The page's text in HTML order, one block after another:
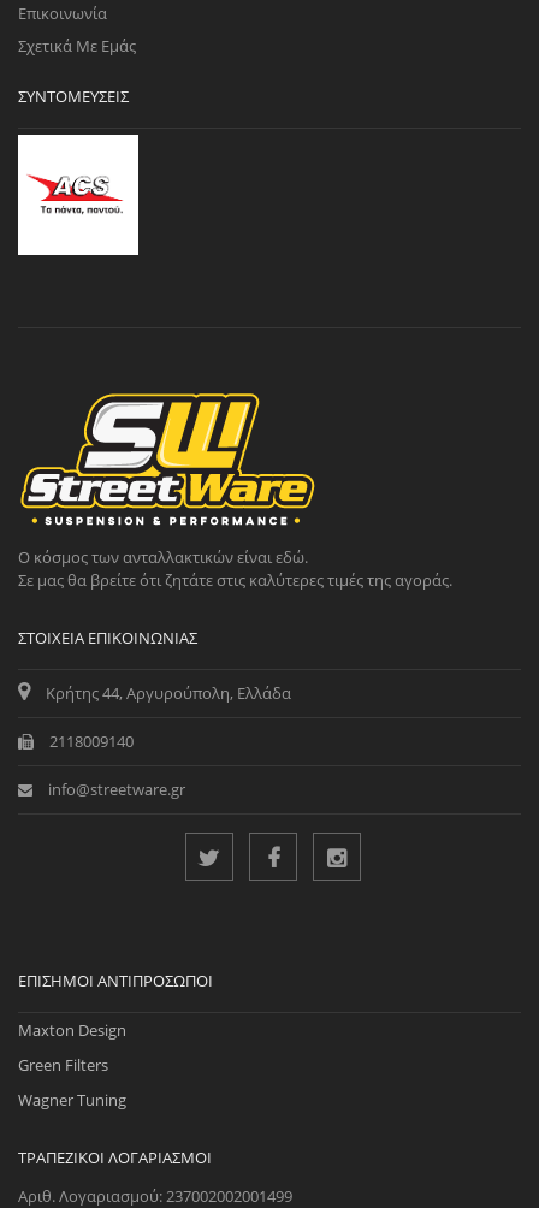
Επικοινωνία
Σχετικά Με Εμάς
ΣΥΝΤΟΜΕΎΣΕΙΣ
Ο κόσμος των ανταλλακτικών είναι εδώ.
Σε μας θα βρείτε ότι ζητάτε στις καλύτερες τιμές της αγοράς.
ΣΤΟΙΧΕΊΑ ΕΠΙΚΟΙΝΩΝΊΑΣ
Κρήτης 44, Αργυρούπολη, Ελλάδα
2118009140
info@streetware.gr
ΕΠΊΣΗΜΟΙ ΑΝΤΙΠΡΌΣΩΠΟΙ
Maxton Design
Green Filters
Wagner Tuning
ΤΡΑΠΕΖΙΚΟΊ ΛΟΓΑΡΙΑΣΜΟΊ
Αριθ. Λογαριασμού: 237002002001499